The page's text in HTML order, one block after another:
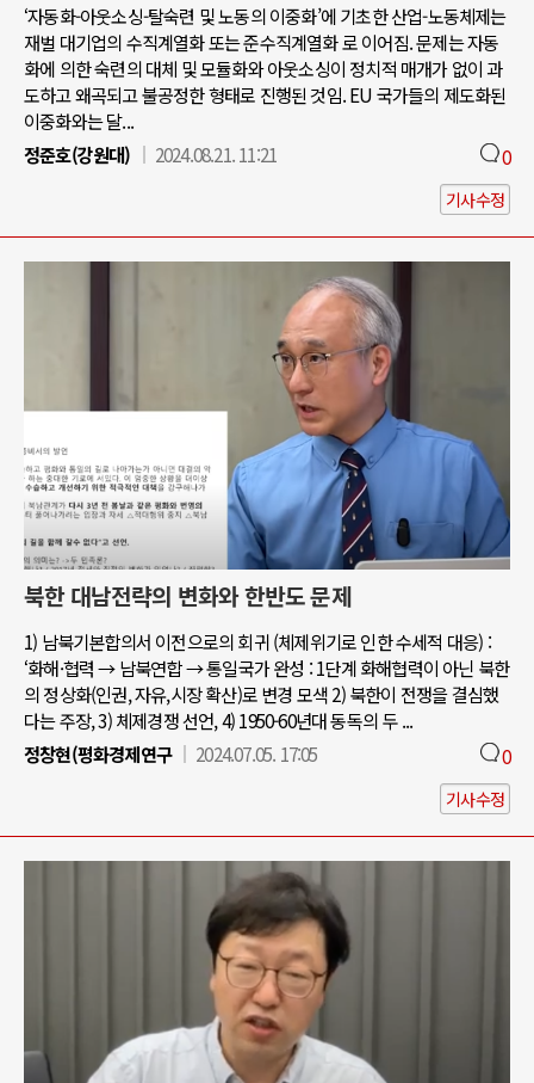
‘자동화-아웃소싱-탈숙련 및 노동의 이중화’에 기초한 산업-노동체제는
재벌 대기업의 수직계열화 또는 준수직계열화 로 이어짐. 문제는 자동
화에 의한 숙련의 대체 및 모듈화와 아웃소싱이 정치적 매개가 없이 과
도하고 왜곡되고 불공정한 형태로 진행된 것임. EU 국가들의 제도화된
이중화와는 달...
정준호(강원대)
2024.08.21. 11:21 0
기사수정
북한 대남전략의 변화와 한반도 문제
1) 남북기본합의서 이전으로의 회귀 (체제위기로 인한 수세적 대응) :
‘화해·협력 → 남북연합 → 통일국가 완성 : 1단계 화해협력이 아닌 북한
의 정상화(인권, 자유,시장 확산)로 변경 모색 2) 북한이 전쟁을 결심했
다는 주장, 3) 체제경쟁 선언, 4) 1950-60년대 동독의 두 ...
정창현(평화경제연구
2024.07.05. 17:05 0
기사수정